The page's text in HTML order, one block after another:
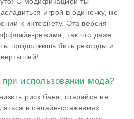
игрой в одиночку, не
к интернету. Эта версия
режима, так что даже
продолжишь бить рекорды и
при использовании мода?
риск бана, старайся не
в онлайн-сражениях.